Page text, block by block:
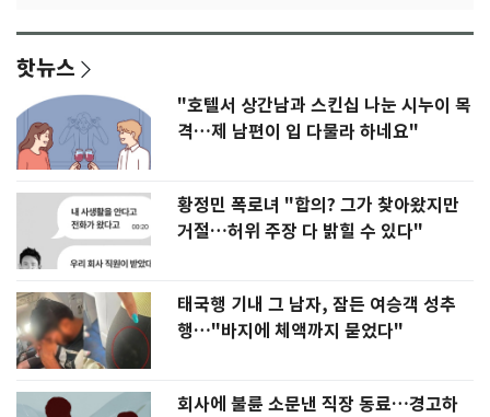
핫뉴스
"호텔서 상간남과 스킨십 나눈 시누이 목
격…제 남편이 입 다물라 하네요"
황정민 폭로녀 "합의? 그가 찾아왔지만
거절…허위 주장 다 밝힐 수 있다"
태국행 기내 그 남자, 잠든 여승객 성추
행…"바지에 체액까지 묻었다"
회사에 불륜 소문낸 직장 동료…경고하